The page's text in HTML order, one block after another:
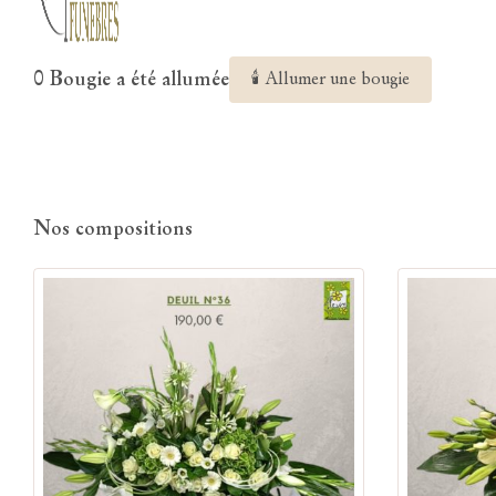
0 Bougie a été allumée 🕯 Allumer une bougie
Nos compositions